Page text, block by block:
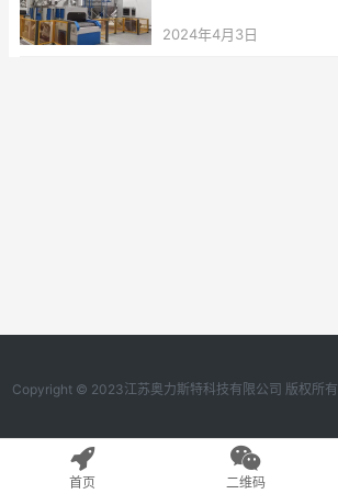
2024年4月3日
Copyright © 2023江苏奥力斯特科技有限公司 版权所有
首页 二维码